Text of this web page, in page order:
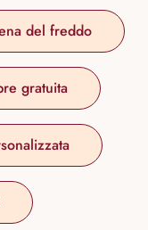
del freddo
gratuita